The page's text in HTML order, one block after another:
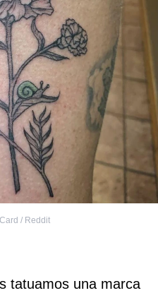
/ Reddit
tatuamos una marca